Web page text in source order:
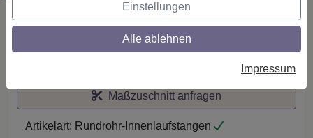
Maßzuschnitt anfragen
Artikelart: Rundrohr-Innenlaufstangen
Einstellungen
Alle ablehnen
Impressum